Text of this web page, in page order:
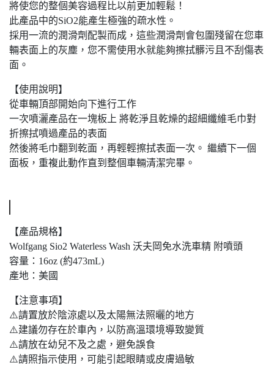
將使您的整個美容過程比以前更加輕鬆！
此產品中的SiO2能產生極強的疏水性。
採用一流的潤滑劑配製而成，這些潤滑劑會包圍殘留在您車
輛表面上的灰塵，您不需使用水就能夠擦拭髒污且不刮傷表
面。
【使用說明】
從車輛頂部開始向下進行工作
一次噴灑產品在一塊板上 將乾淨且乾燥的超細纖維毛巾對
折擦拭噴過產品的表面
然後將毛巾翻到乾面，再輕輕擦拭表面一次。 繼續下一個
面板，重複此動作直到整個車輛清潔完畢。
【產品規格】
Wolfgang Sio2 Waterless Wash 沃夫岡免水洗車精 附噴頭
容量：16oz (約473mL)
產地：美國
【注意事項】
⚠️請置放於陰涼處以及太陽無法照曬的地方
⚠️建議勿存在於車內，以防高溫環境導致變質
⚠️請放在幼兒不及之處，避免誤食
⚠️請照指示使用，可能引起眼睛或皮膚過敏